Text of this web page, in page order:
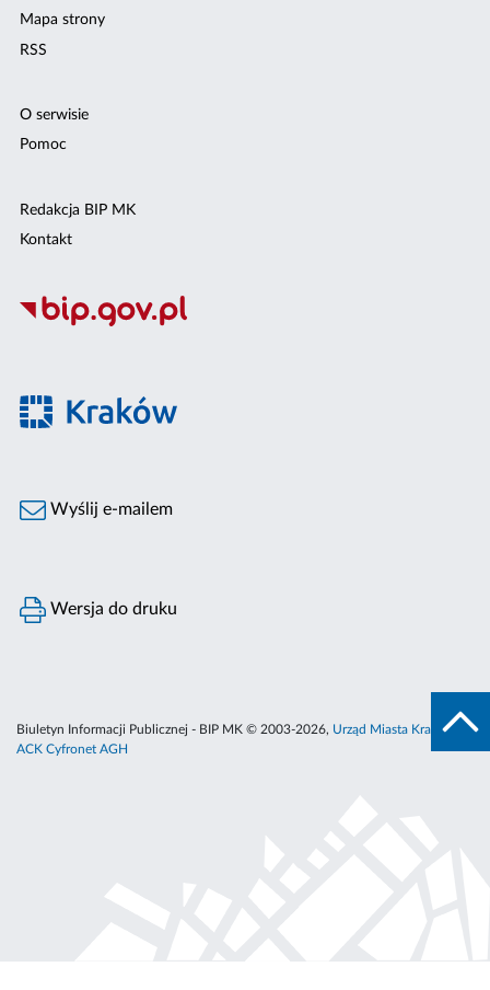
Mapa strony
RSS
O serwisie
Pomoc
Redakcja BIP MK
Kontakt
Wyślij e-mailem
Wersja do druku
Biuletyn Informacji Publicznej - BIP MK © 2003-2026, Urząd Miasta Krakowa
ACK Cyfronet AGH